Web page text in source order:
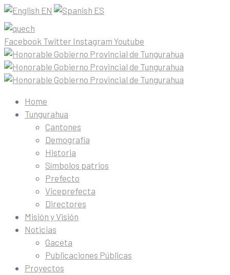
EN ES
Facebook Twitter Instagram Youtube
Home
Tungurahua
Cantones
Demografía
Historia
Símbolos patrios
Prefecto
Viceprefecta
Directores
Misión y Visión
Noticias
Gaceta
Publicaciones Públicas
Proyectos